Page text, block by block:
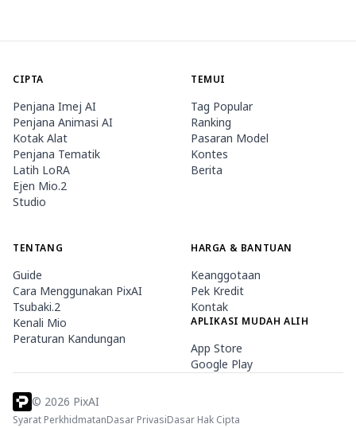
CIPTA
Penjana Imej AI
Penjana Animasi AI
Kotak Alat
Penjana Tematik
Latih LoRA
Ejen Mio.2
Studio
TEMUI
Tag Popular
Ranking
Pasaran Model
Kontes
Berita
TENTANG
Guide
Cara Menggunakan PixAI
Tsubaki.2
Kenali Mio
Peraturan Kandungan
HARGA & BANTUAN
Keanggotaan
Pek Kredit
Kontak
APLIKASI MUDAH ALIH
App Store
Google Play
© 2026 PixAI
Syarat PerkhidmatanDasar PrivasiDasar Hak Cipta